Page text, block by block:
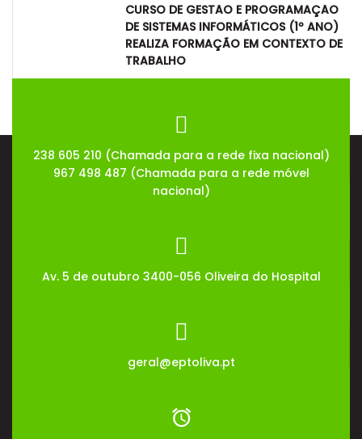
CURSO DE GESTÃO E PROGRAMAÇÃO
DE SISTEMAS INFORMÁTICOS (1º ANO)
REALIZA FORMAÇÃO EM CONTEXTO DE
TRABALHO
238 605 210 (Chamada para a rede fixa nacional)
967 498 487 (Chamada para a rede móvel
nacional)
Av. 5 de outubro 3400-056 Oliveira do Hospital
geral@eptoliva.pt